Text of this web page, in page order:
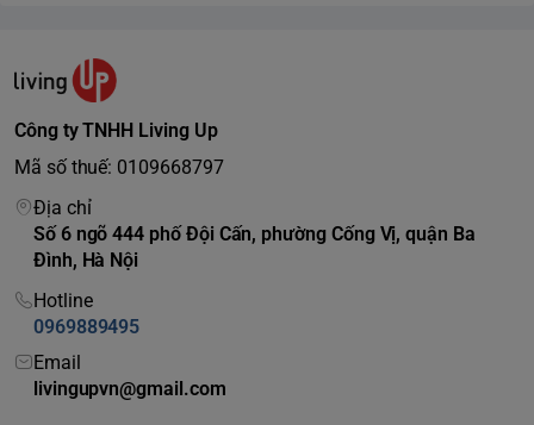
Công ty TNHH Living Up
Mã số thuế: 0109668797
Địa chỉ
Số 6 ngõ 444 phố Đội Cấn, phường Cống Vị, quận Ba
Đình, Hà Nội
Hotline
0969889495
Email
livingupvn@gmail.com